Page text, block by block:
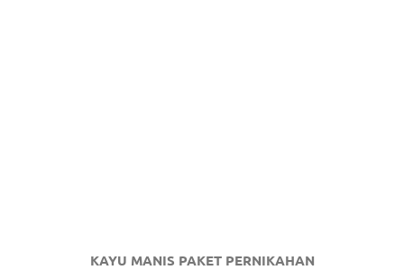
KAYU MANIS PAKET PERNIKAHAN